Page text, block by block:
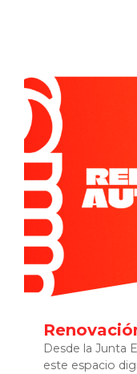
Desde la Junta
este espacio